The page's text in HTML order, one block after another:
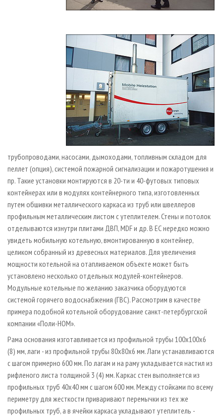
трубопроводами, насосами, дымоходами, топливным складом для
пеллет (опция), системой пожарной сигнализации и пожаротушения и
пр. Такие установки монтируются в 20-ти и 40-футовых типовых
контейнерах или в модулях контейнерного типа, изготовленных
путем обшивки металлического каркаса из труб или швеллеров
профильным металлическим листом с утеплителем. Стены и потолок
отделываются изнутри плитами ДВП, MDF и др. В ЕС нередко можно
увидеть мобильную котельную, вмонтированную в контейнер,
целиком собранный из древесных материалов. Для увеличения
мощности котельной на отапливаемом объекте может быть
установлено несколько отдельных модулей-контейнеров.
Модульные котельные по желанию заказчика оборудуются
системой горячего водоснабжения (ГВС). Рассмотрим в качестве
примера подобной котельной оборудование санкт-петербургской
компании «Поли-НОМ».
Рама основания изготавливается из профильной трубы 100x100х6
(8) мм, лаги - из профильной трубы 80x80x6 мм. Лаги устанавливаются
с шагом примерно 600 мм. По лагам и на раму укладывается настил из
рифленого листа толщиной 3 (4) мм. Каркас стен выполняется из
профильных труб 40x40 мм с шагом 600 мм. Между стойками по всему
периметру для жесткости приваривают перемычки из тех же
профильных труб, а в ячейки каркаса укладывают утеплитель -